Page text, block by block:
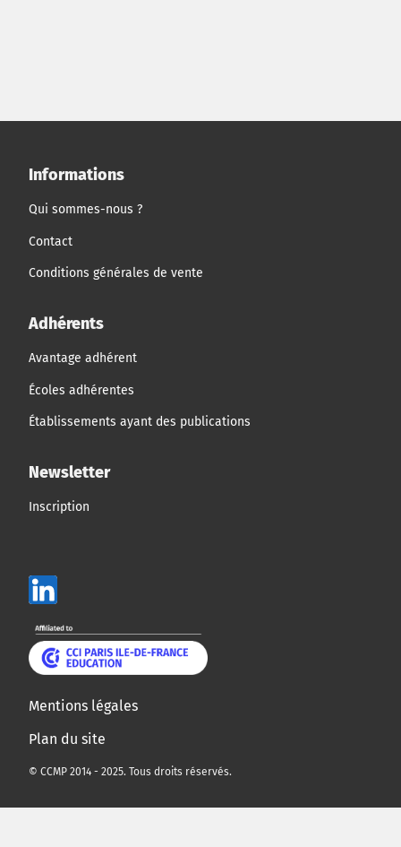
opportunité d'application de notions de marketing et de
Informations
Qui sommes-nous ?
Contact
Conditions générales de vente
Adhérents
Avantage adhérent
Écoles adhérentes
Établissements ayant des publications
Newsletter
Inscription
Mentions légales
Plan du site
© CCMP 2014 - 2025. Tous droits réservés.